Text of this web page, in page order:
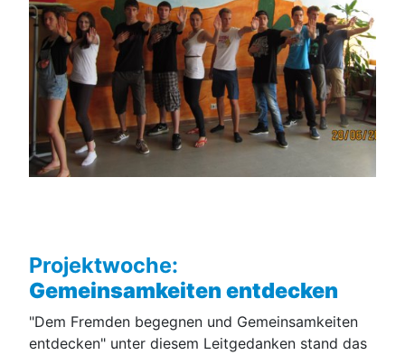
Projektwoche:
Gemeinsamkeiten entdecken
"Dem Fremden begegnen und Gemeinsamkeiten
entdecken" unter diesem Leitgedanken stand das